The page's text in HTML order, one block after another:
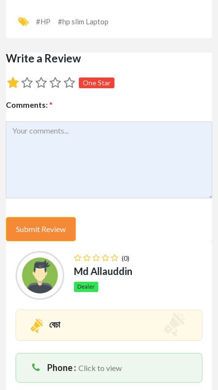
#HP #hp slim Laptop
Write a Review
One Star
Comments: *
(0)
Md Allauddin
Dealer
বেচা
Phone : Click to view